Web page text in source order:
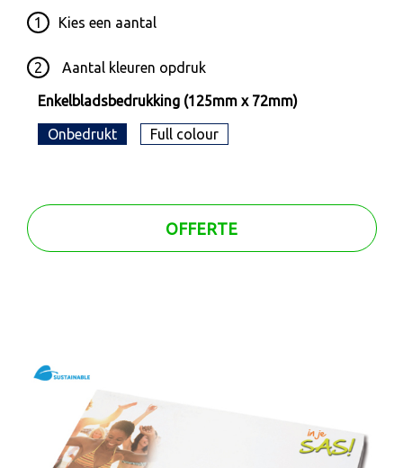
1 Kies een aantal
2 Aantal kleuren opdruk
Enkelbladsbedrukking (125mm x 72mm)
Onbedrukt Full colour
OFFERTE